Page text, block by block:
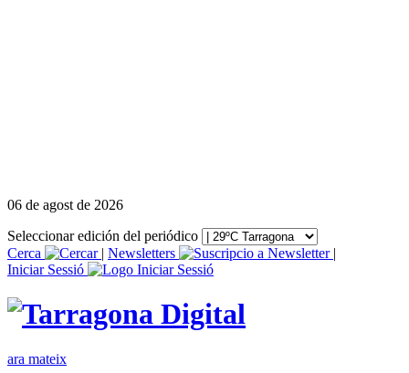
06 de agost de 2026
Seleccionar edición del periódico
Cerca
| Newsletters
|
Iniciar Sessió
ara mateix